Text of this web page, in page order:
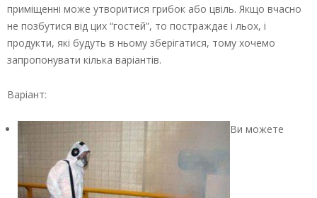
приміщенні може утворитися грибок або цвіль. Якщо вчасно
не позбутися від цих “гостей”, то постраждає і льох, і
продукти, які будуть в ньому зберігатися, тому хочемо
запропонувати кілька варіантів.
Варіант:
Ви можете